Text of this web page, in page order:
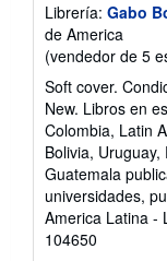
Librería: Gabo
de America
(vendedor de 5
Soft cover.
New. Libros en
Colombia, Latin
Bolivia,
Guatemala
universidades,
America Latina -
104650